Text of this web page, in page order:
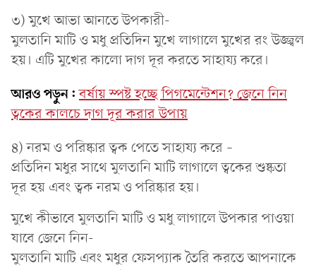
৩) মুখে আভা আনতে উপকারী-
মুলতানি মাটি ও মধু প্রতিদিন মুখে লাগালে মুখের রং উজ্জ্বল
হয়। এটি মুখের কালো দাগ দূর করতে সাহায্য করে।
আরও পড়ুন: বর্ষায় স্পষ্ট হচ্ছে পিগমেন্টেশন? জেনে নিন
ত্বকের কালচে দাগ দূর করার উপায়
৪) নরম ও পরিষ্কার ত্বক পেতে সাহায্য করে –
প্রতিদিন মধুর সাথে মুলতানি মাটি লাগালে ত্বকের শুষ্কতা
দূর হয় এবং ত্বক নরম ও পরিষ্কার হয়।
মুখে কীভাবে মুলতানি মাটি ও মধু লাগালে উপকার পাওয়া
যাবে জেনে নিন-
মুলতানি মাটি এবং মধুর ফেসপ্যাক তৈরি করতে আপনাকে